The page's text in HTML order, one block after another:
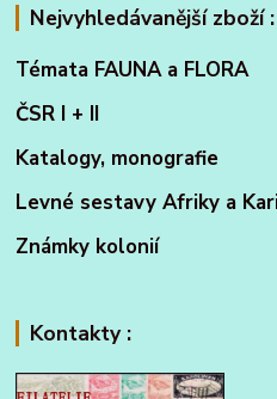
Nejvyhledávanější zboží :
Témata FAUNA a FLORA
ČSR I + II
Katalogy, monografie
Levné sestavy Afriky a
Známky kolonií
Kontakty :